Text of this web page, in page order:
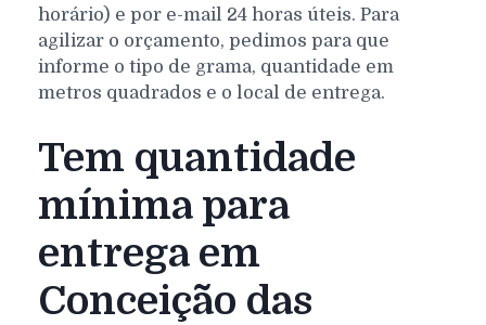
horário) e por e-mail 24 horas úteis. Para
agilizar o orçamento, pedimos para que
informe o tipo de grama, quantidade em
metros quadrados e o local de entrega.
Tem quantidade
mínima para
entrega em
Conceição das